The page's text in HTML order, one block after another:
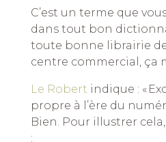
C’est un terme que
dans tout bon
toute bonne librairie
centre commercial, ça
Le Robert indique : «
propre à l’ère du
Bien. Pour illustrer
: